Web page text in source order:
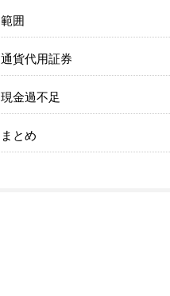
範囲
通貨代用証券
現金過不足
まとめ